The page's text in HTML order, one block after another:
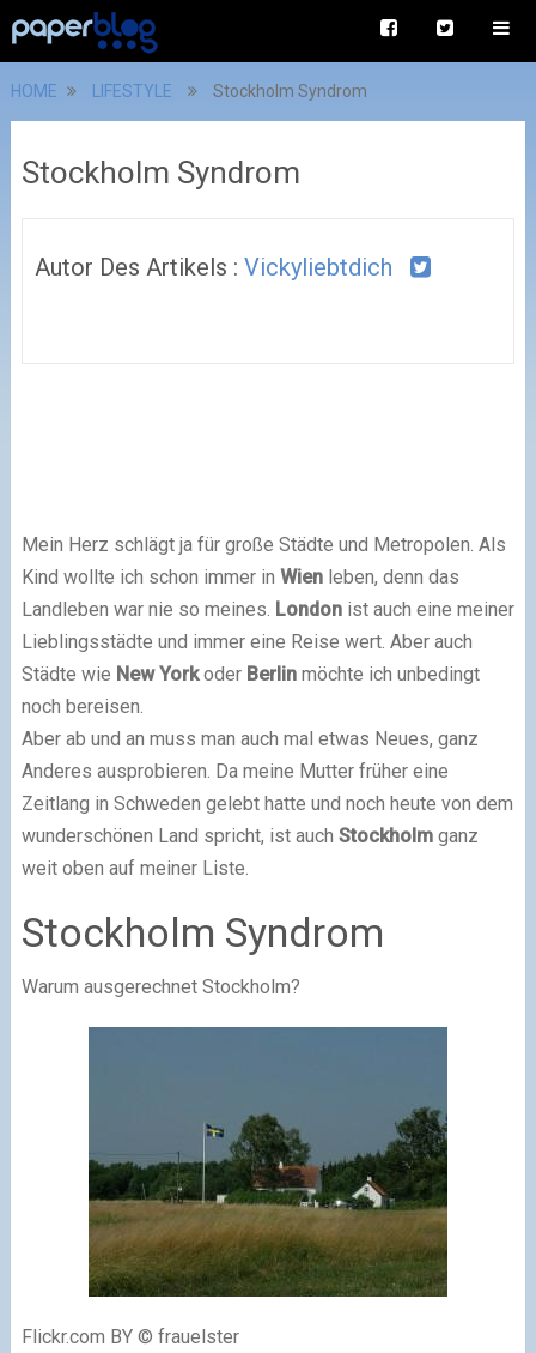
HOME LIFESTYLE Stockholm Syndrom
Stockholm Syndrom
Autor Des Artikels : Vickyliebtdich
Mein Herz schlägt ja für große Städte und Metropolen. Als
Kind wollte ich schon immer in Wienleben, denn das
Landleben war nie so meines. Londonist auch eine meiner
Lieblingsstädte und immer eine Reise wert. Aber auch
Städte wie New Yorkoder Berlinmöchte ich unbedingt
noch bereisen.
Aber ab und an muss man auch mal etwas Neues, ganz
Anderes ausprobieren. Da meine Mutter früher eine
Zeitlang in Schweden gelebt hatte und noch heute von dem
wunderschönen Land spricht, ist auch Stockholmganz
weit oben auf meiner Liste.
Stockholm Syndrom
Warum ausgerechnet Stockholm?
Flickr.com BY © frauelster